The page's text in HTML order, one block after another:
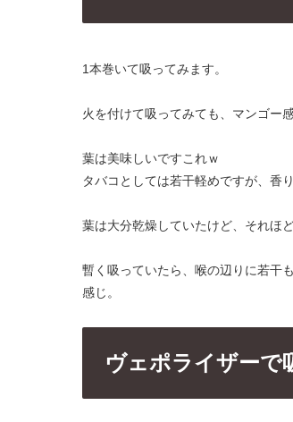
1本巻いて吸ってみます。
火を付けて吸ってみても、マンゴー
葉は美味しいですこれｗ
タバコとしては若干軽めですが、香り
葉は大分乾燥していたけど、それほ
暫く吸っていたら、喉の辺りに若干
感じ。
ヴェポライザーで